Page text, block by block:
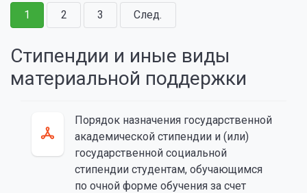
1 2 3 След.
Стипендии и иные виды
материальной поддержки
Порядок назначения государственной
академической стипендии и (или)
государственной социальной
стипендии студентам, обучающимся
по очной форме обучения за счет